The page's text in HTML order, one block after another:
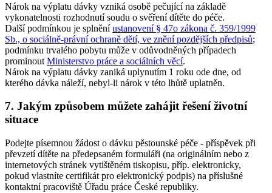
Nárok na výplatu dávky vzniká osobě pečující na základě
vykonatelnosti rozhodnutí soudu o svěření dítěte do péče.
Další podmínkou je splněníustanovení § 47o zákona č. 359/1999
Sb., o sociálně-právní ochraně dětí, ve znění pozdějších předpisů;
podmínku trvalého pobytu může v odůvodněných případech
prominout Ministerstvo práce a sociálních věcí.
Nárok na výplatu dávky zaniká uplynutím 1 roku ode dne, od
kterého dávka náleží, nebyl-li nárok v této lhůtě uplatněn.
7. Jakým způsobem můžete zahájit řešení životní
situace
Podejte písemnou žádost o dávku pěstounské péče - příspěvek při
převzetí dítěte na předepsaném formuláři (na originálním nebo z
internetových stránek vytištěném tiskopisu, příp. elektronicky,
pokud vlastníte certifikát pro elektronický podpis) na příslušné
kontaktní pracoviště Úřadu práce České republiky.